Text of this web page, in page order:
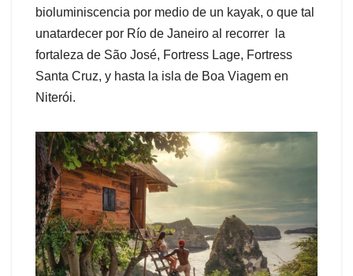
bioluminiscencia por medio de un kayak, o que tal
unatardecer por Río de Janeiro al recorrer la
fortaleza de São José, Fortress Lage, Fortress
Santa Cruz, y hasta la isla de Boa Viagem en
Niterói.